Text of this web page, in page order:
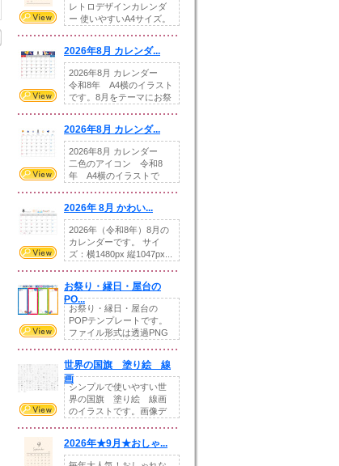
レトロデザインカレンダ
ー 使いやすいA4サイズ。
2026年8月 カレンダ...
2026年8月 カレンダー
令和8年 A4横のイラスト
です。8月をテーマにお祭
2026年8月 カレンダ...
2026年8月 カレンダー
二色のアイコン 令和8
年 A4横のイラストで
2026年 8月 かわい...
2026年（令和8年）8月の
カレンダーです。 サイ
ズ：横1480px 縦1047px...
お祭り・縁日・屋台の
PO...
お祭り・縁日・屋台の
POPテンプレートです。
ファイル形式は透過PNG
世界の国旗 塗り絵 線
画
シンプルで使いやすい世
界の国旗 塗り絵 線画
のイラストです。画像デ
2026年★9月★おしゃ...